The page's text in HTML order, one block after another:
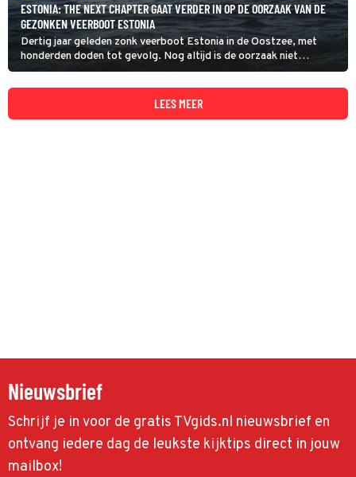
ESTONIA: THE NEXT CHAPTER GAAT VERDER IN OP DE OORZAAK VAN DE
GEZONKEN VEERBOOT ESTONIA
Dertig jaar geleden zonk veerboot Estonia in de Oostzee, met
honderden doden tot gevolg. Nog altijd is de oorzaak niet
helemaal duidelijk en dus volgt de documentaire Estonia: The
Next Chapter het zoveelste nieuwe onderzoek naar de ramp.
LEES MEER
Nieuwsbrief
Schrijf je in voor de gratis TVgids.nl nieuwsbrief en
ontvang iedere dag de leukste kijktips direct in jouw
mailbox!